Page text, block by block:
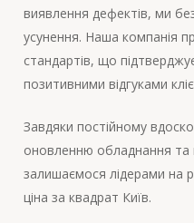
виявлення дефектів, ми
усунення. Наша компанія
стандартів, що
позитивними відгуками
Завдяки постійному
оновленню обладнання
залишаємося лідерами на
ціна за квадрат Київ.